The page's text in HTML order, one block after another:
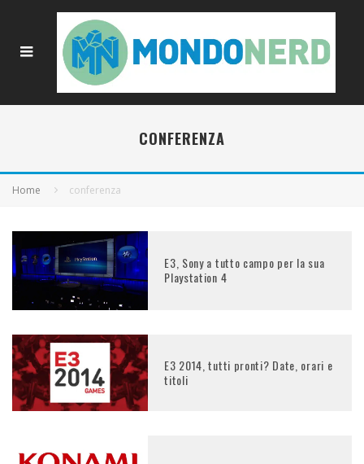
CONFERENZA
Home conferenza
E3, Sony a tutto campo per la sua
Playstation 4
E3 2014, tutti pronti? Date, orari e
titoli